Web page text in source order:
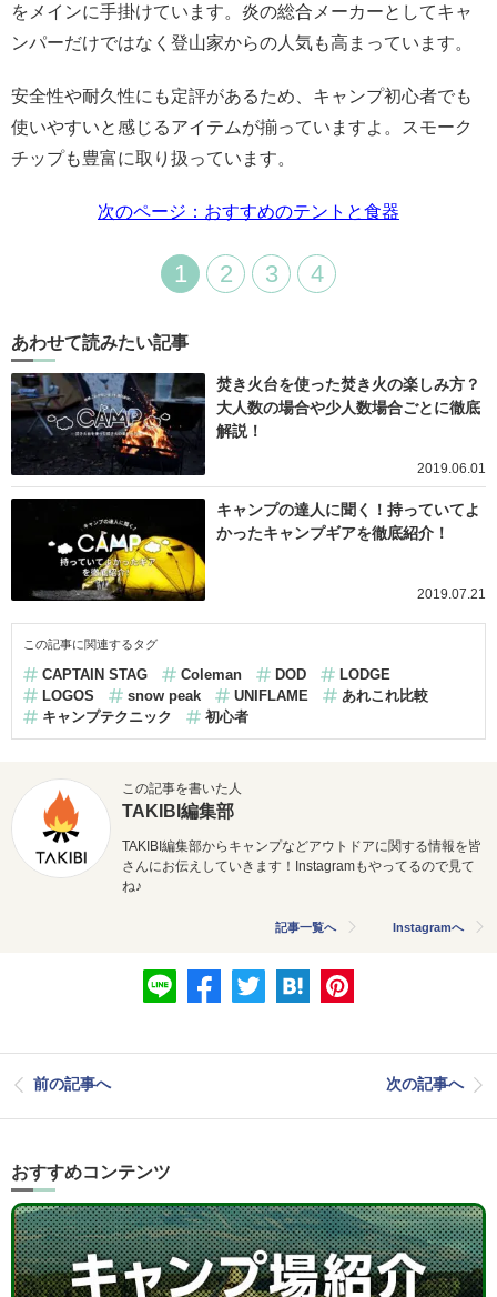
をメインに手掛けています。炎の総合メーカーとしてキャ
ンパーだけではなく登山家からの人気も高まっています。
安全性や耐久性にも定評があるため、キャンプ初心者でも
使いやすいと感じるアイテムが揃っていますよ。スモーク
チップも豊富に取り扱っています。
次のページ：おすすめのテントと食器
1 2 3 4
あわせて読みたい記事
焚き火台を使った焚き火の楽しみ方？
大人数の場合や少人数場合ごとに徹底
解説！
2019.06.01
キャンプの達人に聞く！持っていてよ
かったキャンプギアを徹底紹介！
2019.07.21
この記事に関連するタグ
CAPTAIN STAG Coleman DOD
LODGE
LOGOS
snow peak UNIFLAME
あれこれ比較
キャンプテクニック
初心者
この記事を書いた人
TAKIBI編集部
TAKIBI編集部からキャンプなどアウトドアに関する情報を皆
さんにお伝えしていきます！Instagramもやってるので見て
ね♪
記事一覧へ Instagramへ
前の記事へ 次の記事へ
おすすめコンテンツ